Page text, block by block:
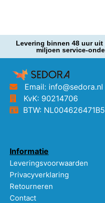
Levering binnen 48 uur uit
miljoen service-
Email: info@sedora.nl
KvK: 90214706
BTW:
Informatie
Leveringsvoorwaarden
Privacyverklaring
Retourneren
Contact